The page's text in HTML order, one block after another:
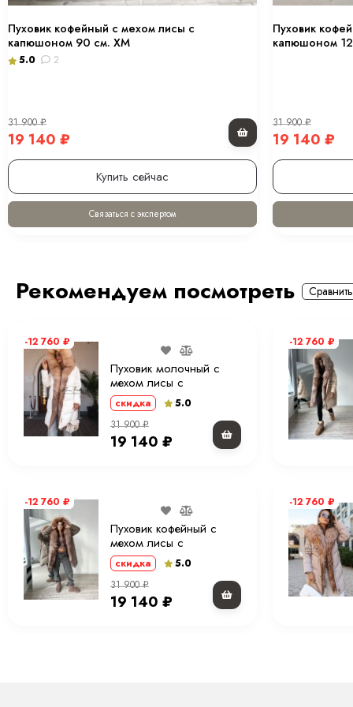
Пуховик кофейный с мехом лисы с
капюшоном 90 см. ХМ
5.0 2
31 900₽
19 140 ₽
Купить сейчас
Связаться с экспертом
Пуховик
капюшоном
31 900₽
19 140 ₽
Рекомендуем посмотреть
-12 760 ₽
Пуховик молочный с
мехом лисы с
капюшоном 90 см. ХМ
скидка
5.0
31 900₽
19 140₽
-12 760 ₽
Пуховик кофейный с
мехом лисы с
капюшоном 90 см. ХМ
скидка
5.0
31 900₽
19 140₽
-12 760 ₽
-12 760 ₽